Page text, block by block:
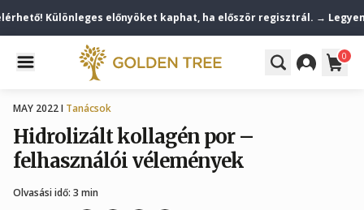
Különleges előnyöket kaphat, ha először regisztrál. → Legyen
0
MAY 2022 I Tanácsok
Hidrolizált kollagén por –
felhasználói vélemények
Olvasási idő: 3 min